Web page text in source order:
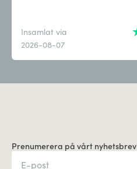
Insamlat via
2026-08-07
Prenumerera på vårt nyhetsbrev